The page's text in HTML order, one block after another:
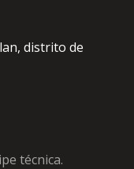
distrito de
técnica.